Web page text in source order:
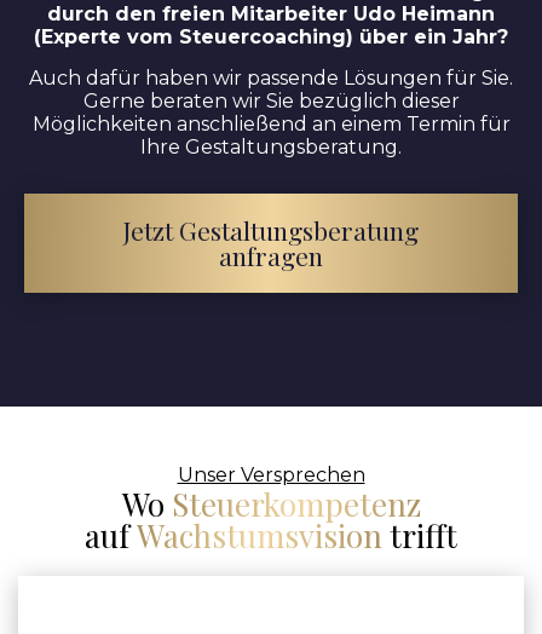
durch den freien Mitarbeiter Udo Heimann
(Experte vom Steuercoaching) über ein Jahr?
Auch dafür haben wir passende Lösungen für Sie.
Gerne beraten wir Sie bezüglich dieser
Möglichkeiten anschließend an einem Termin für
Ihre Gestaltungsberatung.
Jetzt Gestaltungsberatung
anfragen
Unser Versprechen
Wo Steuerkompetenz
aufWachstumsvisiontrifft